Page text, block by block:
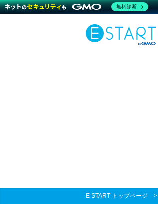
E START トップページ >
無料診断